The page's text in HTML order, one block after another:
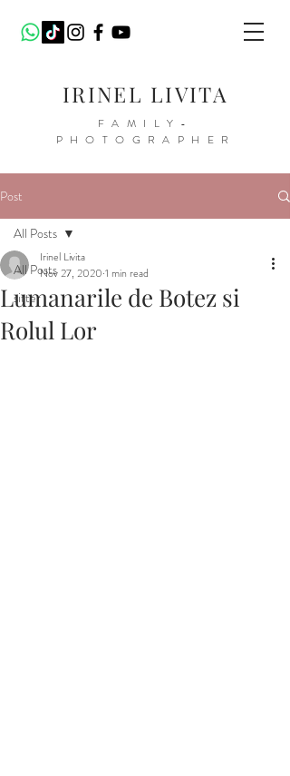
IRINEL LIVITA
FAMILY-
PHOTOGRAPHER
Post
All Posts
sitter
All Posts
Lumanarile de Botez si
Rolul Lor
Irinel Livita
Nov 27, 2020 1 min read